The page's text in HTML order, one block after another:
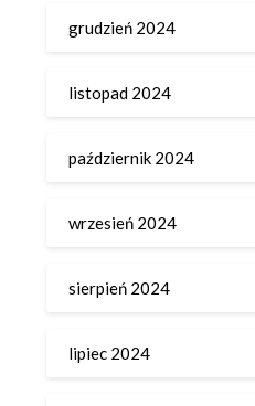
grudzień 2024
listopad 2024
październik 2024
wrzesień 2024
sierpień 2024
lipiec 2024